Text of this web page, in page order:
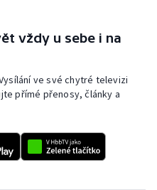
vždy u sebe i na
ve své chytré televizi
přímé přenosy, články a